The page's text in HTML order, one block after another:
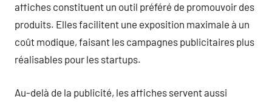
affiches constituent un outil préféré de promouvoir des
produits. Elles facilitent une exposition maximale à un
coût modique, faisant les campagnes publicitaires plus
réalisables pour les startups.
Au-delà de la publicité, les affiches servent aussi